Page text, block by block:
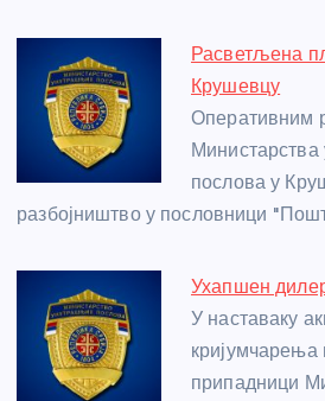
Расветљена
Крушевцу
Оперативним
послова у
разбојништво у пословници
Ухапшен
У наставаку
кријумчарења
припадници